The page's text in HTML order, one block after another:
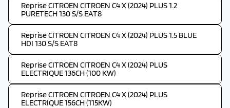
Reprise CITROEN CITROEN C4 X (2024) PLUS 1.2
PURETECH 130 S/S EAT8
Reprise CITROEN CITROEN C4 X (2024) PLUS 1.5 BLUE
HDI 130 S/S EAT8
Reprise CITROEN CITROEN C4 X (2024) PLUS
ELECTRIQUE 136CH (100 KW)
Reprise CITROEN CITROEN C4 X (2024) PLUS
ELECTRIQUE 156CH (115KW)